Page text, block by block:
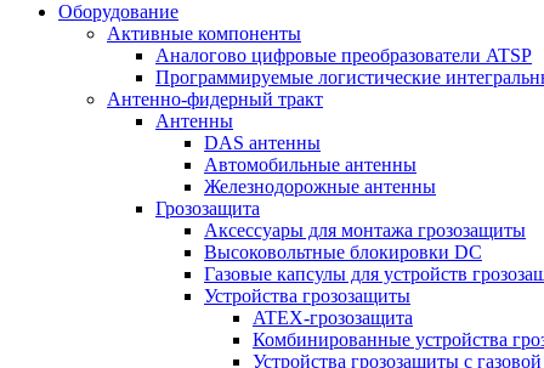
Оборудование
Активные компоненты
Аналогово цифровые преобразователи ATSP
Программируемые логистические
Антенно-фидерный тракт
Антенны
DAS антенны
Автомобильные антенны
Железнодорожные антенны
Грозозащита
Аксессуары для монтажа грозозащиты
Высоковольтные блокировки DC
Газовые капсулы для устройств
Устройства грозозащиты
ATEX-грозозащита
Комбинированные устройства
Устройства грозозащиты с